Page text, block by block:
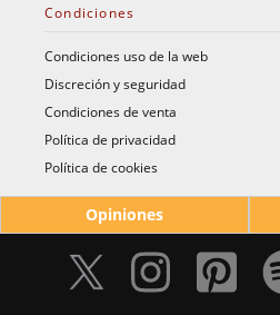
Condiciones
Condiciones uso de la web
Discreción y seguridad
Condiciones de venta
Política de privacidad
Política de cookies
Opiniones